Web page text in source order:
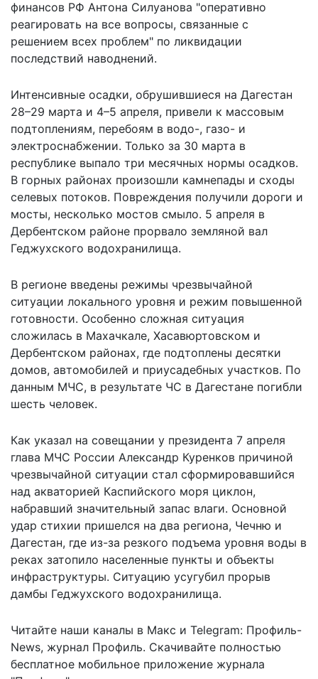
финансов РФ Антона Силуанова "оперативно
реагировать на все вопросы, связанные с
решением всех проблем" по ликвидации
последствий наводнений.
Интенсивные осадки, обрушившиеся на Дагестан
28–29 марта и 4–5 апреля, привели к массовым
подтоплениям, перебоям в водо-, газо- и
электроснабжении. Только за 30 марта в
республике выпало три месячных нормы осадков.
В горных районах произошли камнепады и сходы
селевых потоков. Повреждения получили дороги и
мосты, несколько мостов смыло. 5 апреля в
Дербентском районе прорвало земляной вал
Геджухского водохранилища.
В регионе введены режимы чрезвычайной
ситуации локального уровня и режим повышенной
готовности. Особенно сложная ситуация
сложилась в Махачкале, Хасавюртовском и
Дербентском районах, где подтоплены десятки
домов, автомобилей и приусадебных участков. По
данным МЧС, в результате ЧС в Дагестане погибли
шесть человек.
Как указал на совещании у президента 7 апреля
глава МЧС России Александр Куренков причиной
чрезвычайной ситуации стал сформировавшийся
над акваторией Каспийского моря циклон,
набравший значительный запас влаги. Основной
удар стихии пришелся на два региона, Чечню и
Дагестан, где из-за резкого подъема уровня воды в
реках затопило населенные пункты и объекты
инфраструктуры. Ситуацию усугубил прорыв
дамбы Геджухского водохранилища.
Читайте наши каналы в Макс и Telegram: Профиль-
News, журнал Профиль. Скачивайте полностью
бесплатное мобильное приложение журнала